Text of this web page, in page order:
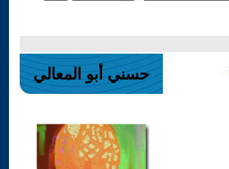
حسني أبو المعالي